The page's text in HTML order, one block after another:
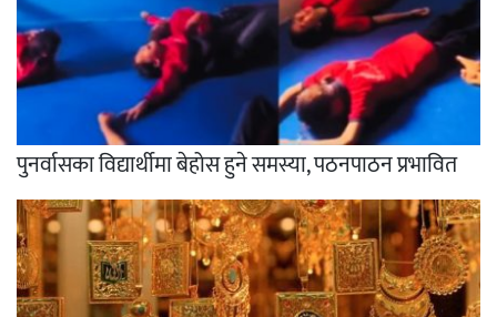
पुनर्वासका विद्यार्थीमा बेहोस हुने समस्या, पठनपाठन प्रभावित